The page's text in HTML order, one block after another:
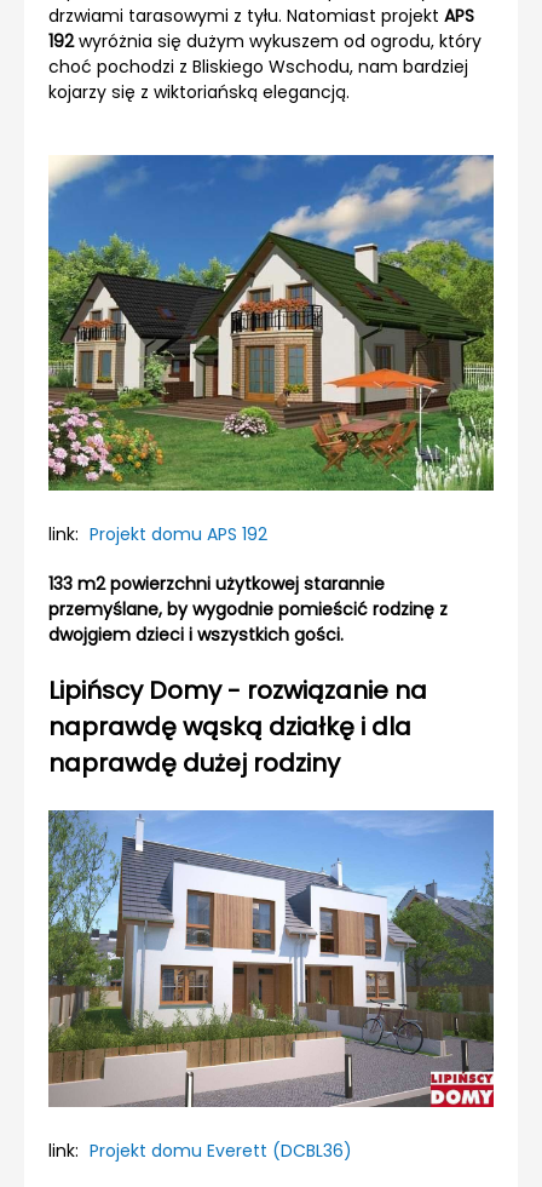
drzwiami tarasowymi z tyłu. Natomiast projekt APS
192wyróżnia się dużym wykuszem od ogrodu, który
choć pochodzi z Bliskiego Wschodu, nam bardziej
kojarzy się z wiktoriańską elegancją.
link: Projekt domu APS 192
133 m2 powierzchni użytkowej starannie
przemyślane, by wygodnie pomieścić rodzinę z
dwojgiem dzieci i wszystkich gości.
Lipińscy Domy - rozwiązanie na
naprawdę wąską działkę i dla
naprawdę dużej rodziny
link: Projekt domu Everett (DCBL36)